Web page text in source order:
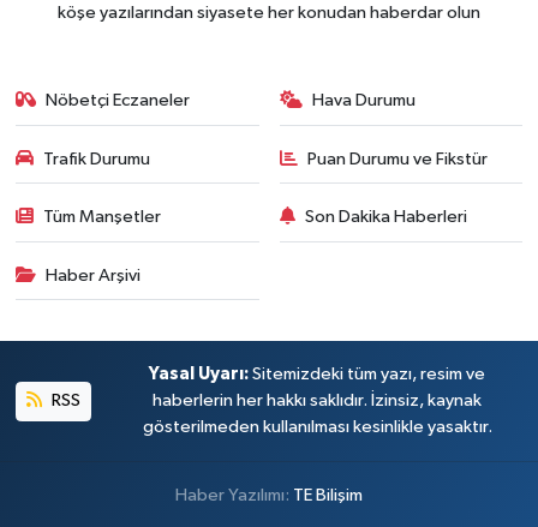
köşe yazılarından siyasete her konudan haberdar olun
Nöbetçi Eczaneler Hava Durumu
Trafik Durumu Puan Durumu ve Fikstür
Tüm Manşetler Son Dakika Haberleri
Haber Arşivi
RSS
Yasal Uyarı: Sitemizdeki tüm yazı, resim ve
haberlerin her hakkı saklıdır. İzinsiz, kaynak
gösterilmeden kullanılması kesinlikle yasaktır.
Haber Yazılımı: TE Bilişim